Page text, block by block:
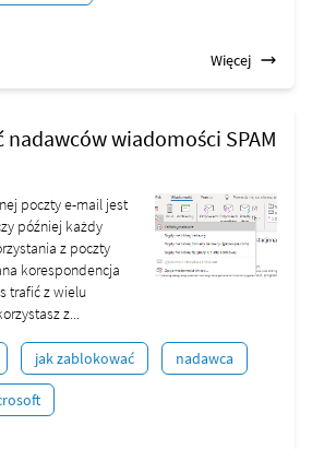
Więcej
wiadomości SPAM
poczty e-mail jest
później każdy
z poczty
korespondencja
trafić z wielu
z...
jak zablokować nadawca